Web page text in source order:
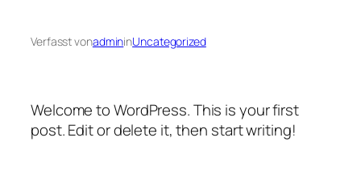
Verfasst vonadmininUncategorized
Welcome to WordPress. This is your first
post. Edit or delete it, then start writing!